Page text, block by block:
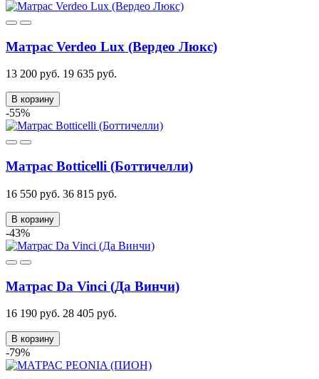
Матрас Verdeo Lux (Вердео Люкс)
13 200 руб. 19 635 руб.
В корзину
-55%
Матрас Botticelli (Боттичелли)
16 550 руб. 36 815 руб.
В корзину
-43%
Матрас Da Vinci (Да Винчи)
16 190 руб. 28 405 руб.
В корзину
-79%